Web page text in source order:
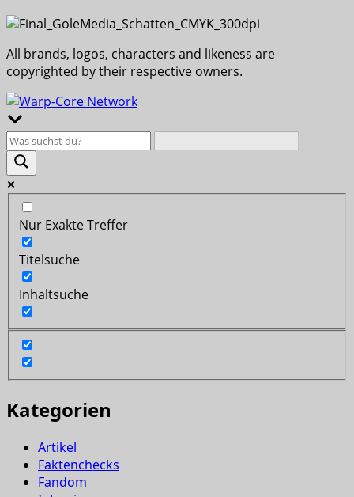
All brands, logos, characters and likeness are
copyrighted by their respective owners.
Nur Exakte Treffer
Titelsuche
Inhaltsuche
Kategorien
Artikel
Faktenchecks
Fandom